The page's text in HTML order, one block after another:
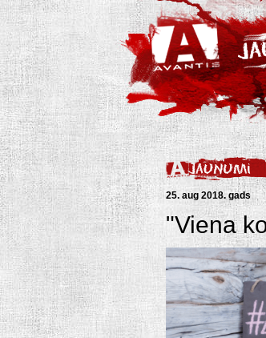
25. aug 2018. gads
"Viena